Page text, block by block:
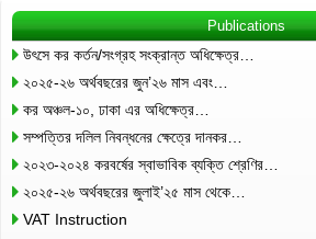
Publications
উৎসে কর কর্তন/সংগ্রহ সংক্রান্ত অধিক্ষেত্র…
২০২৫-২৬ অর্থবছরের জুন’২৬ মাস এবং…
কর অঞ্চল-১০, ঢাকা এর অধিক্ষেত্র…
সম্পত্তির দলিল নিবন্ধনের ক্ষেত্রে দানকর…
২০২৩-২০২৪ করবর্ষের স্বাভাবিক ব্যক্তি শ্রেণির…
২০২৫-২৬ অর্থবছরের জুলাই’২৫ মাস থেকে…
VAT Instruction